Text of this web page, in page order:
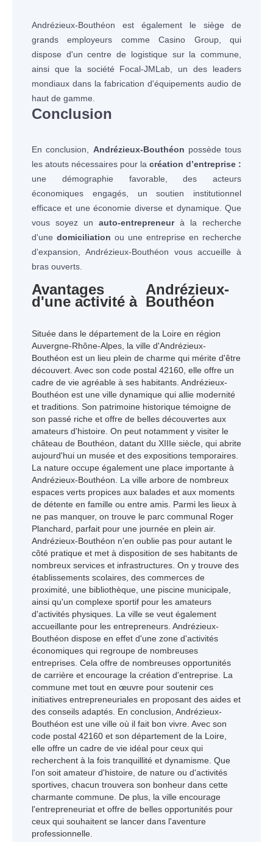
Andrézieux-Bouthéon est également le siège de
grands employeurs comme Casino Group, qui
dispose d'un centre de logistique sur la commune,
ainsi que la société Focal-JMLab, un des leaders
mondiaux dans la fabrication d'équipements audio de
haut de gamme.
Conclusion
En conclusion, Andrézieux-Bouthéon possède tous
les atouts nécessaires pour la création d’entreprise :
une démographie favorable, des acteurs
économiques engagés, un soutien institutionnel
efficace et une économie diverse et dynamique. Que
vous soyez un auto-entrepreneurà la recherche
d'une domiciliation ou une entreprise en recherche
d'expansion, Andrézieux-Bouthéon vous accueille à
bras ouverts.
Avantages
d'une activité à
Andrézieux-
Bouthéon
Située dans le département de la Loire en région
Auvergne-Rhône-Alpes, la ville d'Andrézieux-
Bouthéon est un lieu plein de charme qui mérite d'être
découvert. Avec son code postal 42160, elle offre un
cadre de vie agréable à ses habitants. Andrézieux-
Bouthéon est une ville dynamique qui allie modernité
et traditions. Son patrimoine historique témoigne de
son passé riche et offre de belles découvertes aux
amateurs d'histoire. On peut notamment y visiter le
château de Bouthéon, datant du XIIIe siècle, qui abrite
aujourd'hui un musée et des expositions temporaires.
La nature occupe également une place importante à
Andrézieux-Bouthéon. La ville arbore de nombreux
espaces verts propices aux balades et aux moments
de détente en famille ou entre amis. Parmi les lieux à
ne pas manquer, on trouve le parc communal Roger
Planchard, parfait pour une journée en plein air.
Andrézieux-Bouthéon n'en oublie pas pour autant le
côté pratique et met à disposition de ses habitants de
nombreux services et infrastructures. On y trouve des
établissements scolaires, des commerces de
proximité, une bibliothèque, une piscine municipale,
ainsi qu'un complexe sportif pour les amateurs
d'activités physiques. La ville se veut également
accueillante pour les entrepreneurs. Andrézieux-
Bouthéon dispose en effet d'une zone d'activités
économiques qui regroupe de nombreuses
entreprises. Cela offre de nombreuses opportunités
de carrière et encourage la création d'entreprise. La
commune met tout en œuvre pour soutenir ces
initiatives entrepreneuriales en proposant des aides et
des conseils adaptés. En conclusion, Andrézieux-
Bouthéon est une ville où il fait bon vivre. Avec son
code postal 42160 et son département de la Loire,
elle offre un cadre de vie idéal pour ceux qui
recherchent à la fois tranquillité et dynamisme. Que
l'on soit amateur d'histoire, de nature ou d'activités
sportives, chacun trouvera son bonheur dans cette
charmante commune. De plus, la ville encourage
l'entrepreneuriat et offre de belles opportunités pour
ceux qui souhaitent se lancer dans l'aventure
professionnelle.